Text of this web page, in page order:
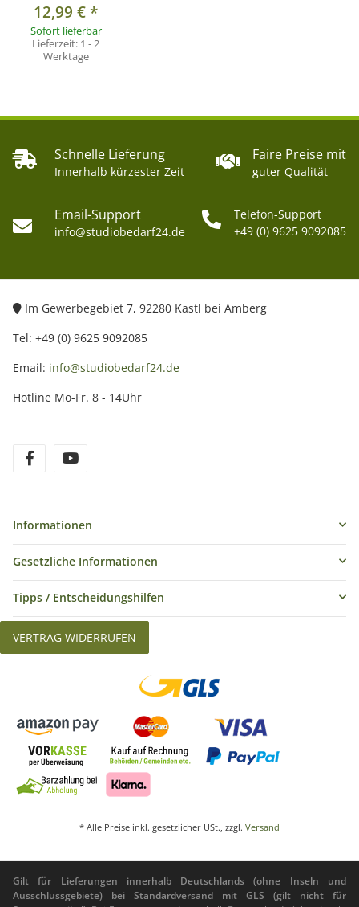
12,99 €*
Sofort lieferbar
Lieferzeit: 1 - 2
Werktage
Schnelle Lieferung
Innerhalb kürzester Zeit
Faire Preise mit
guter Qualität
Email-Support
info@studiobedarf24.de
Telefon-Support
+49 (0) 9625 9092085
Im Gewerbegebiet 7, 92280 Kastl bei Amberg
Tel: +49 (0) 9625 9092085
Email: info@studiobedarf24.de
Hotline Mo-Fr. 8 - 14Uhr
Informationen
Gesetzliche Informationen
Tipps / Entscheidungshilfen
VERTRAG WIDERRUFEN
* Alle Preise inkl. gesetzlicher USt., zzgl. Versand
Gilt für Lieferungen innerhalb Deutschlands (ohne Inseln und
Ausschlussgebiete) bei Standardversand mit GLS (gilt nicht für